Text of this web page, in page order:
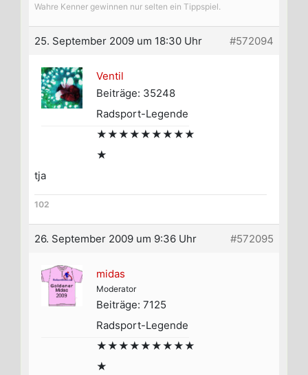
Wahre Kenner gewinnen nur selten ein Tippspiel.
25. September 2009 um 18:30 Uhr #572094
Ventil
Beiträge: 35248
Radsport-Legende
★★★★★★★★★
★
tja
102
26. September 2009 um 9:36 Uhr #572095
midas
Moderator
Beiträge: 7125
Radsport-Legende
★★★★★★★★★
★